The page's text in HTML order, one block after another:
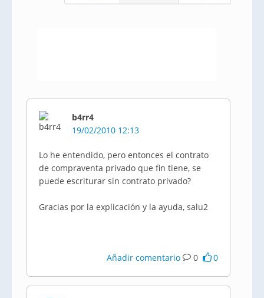
b4rr4
19/02/2010 12:13
Lo he entendido, pero entonces el contrato
de compraventa privado que fin tiene, se
puede escriturar sin contrato privado?
Gracias por la explicación y la ayuda, salu2
Añadir comentario 0 0